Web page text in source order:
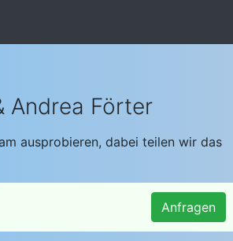
Andrea Förter
ausprobieren, dabei teilen wir das
Anfragen